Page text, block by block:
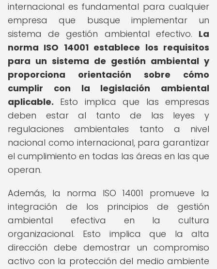
internacional es fundamental para cualquier
empresa que busque implementar un
sistema de gestión ambiental efectivo. La
norma ISO 14001 establece los requisitos
para un sistema de gestión ambiental y
proporciona orientación sobre cómo
cumplir con la legislación ambiental
aplicable. Esto implica que las empresas
deben estar al tanto de las leyes y
regulaciones ambientales tanto a nivel
nacional como internacional, para garantizar
el cumplimiento en todas las áreas en las que
operan.
Además, la norma ISO 14001 promueve la
integración de los principios de gestión
ambiental efectiva en la cultura
organizacional. Esto implica que la alta
dirección debe demostrar un compromiso
activo con la protección del medio ambiente